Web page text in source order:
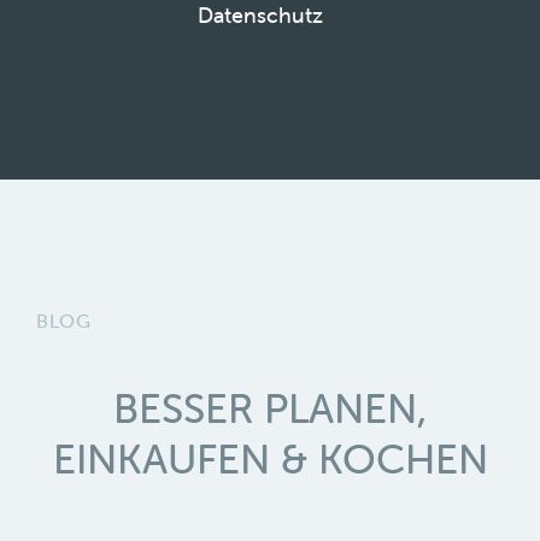
Datenschutz
BLOG
BESSER PLANEN,
EINKAUFEN & KOCHEN